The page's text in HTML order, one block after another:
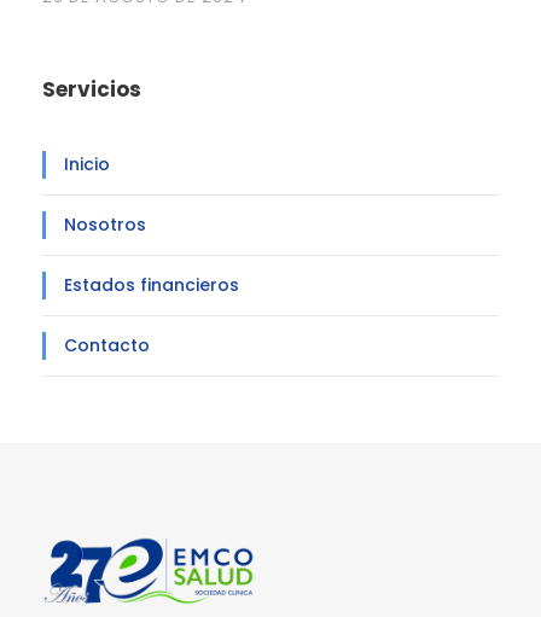
Servicios
Inicio
Nosotros
Estados financieros
Contacto